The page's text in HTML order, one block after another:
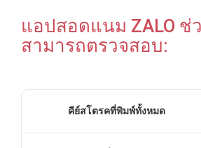
แอปสอดแนม ZALO ช่
สามารถตรวจสอบ:
คีย์สโตรคที่พิมพ์ทั้งหมด